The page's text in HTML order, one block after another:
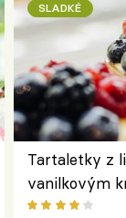
SLADKÉ
Tartaletky z
vanilkovým
ovocem